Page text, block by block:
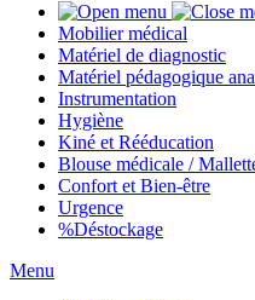
Mobilier médical
Matériel de diagnostic
Matériel pédagogique
Instrumentation
Hygiène
Kiné et Rééducation
Blouse médicale /
Confort et Bien-être
Urgence
%Déstockage
Menu